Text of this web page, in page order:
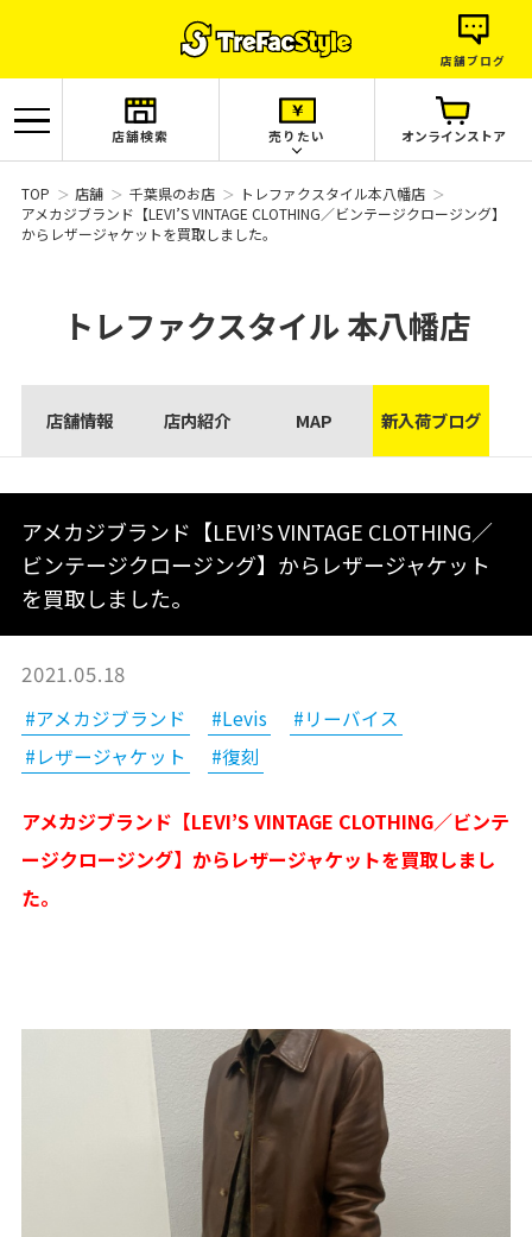
店舗ブログ
店舗検索 売りたい オンラインストア
TOP 店舗 千葉県のお店
トレファクスタイル本八幡店
アメカジブランド【LEVI’S VINTAGE CLOTHING／ビンテージクロージング】
からレザージャケットを買取しました。
トレファクスタイル本八幡店
店舗情報 店内紹介 MAP 新入荷ブログ
アメカジブランド【LEVI’S VINTAGE CLOTHING／
ビンテージクロージング】からレザージャケット
を買取しました。
2021.05.18
#アメカジブランド #Levis
#リーバイス
#レザージャケット
#復刻
アメカジブランド【LEVI’S VINTAGE CLOTHING／ビンテ
ージクロージング】からレザージャケットを買取しまし
た。